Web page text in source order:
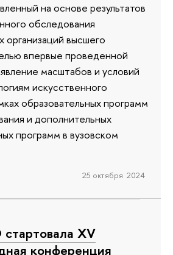
на основе результатов
обследования
организаций высшего
впервые проведенной
масштабов и условий
искусственного
образовательных программ
и дополнительных
программ в вузовском
25 октября 2024
XV
конференция